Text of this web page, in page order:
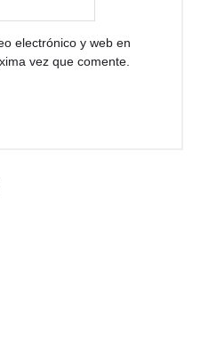
electrónico y web en
vez que comente.